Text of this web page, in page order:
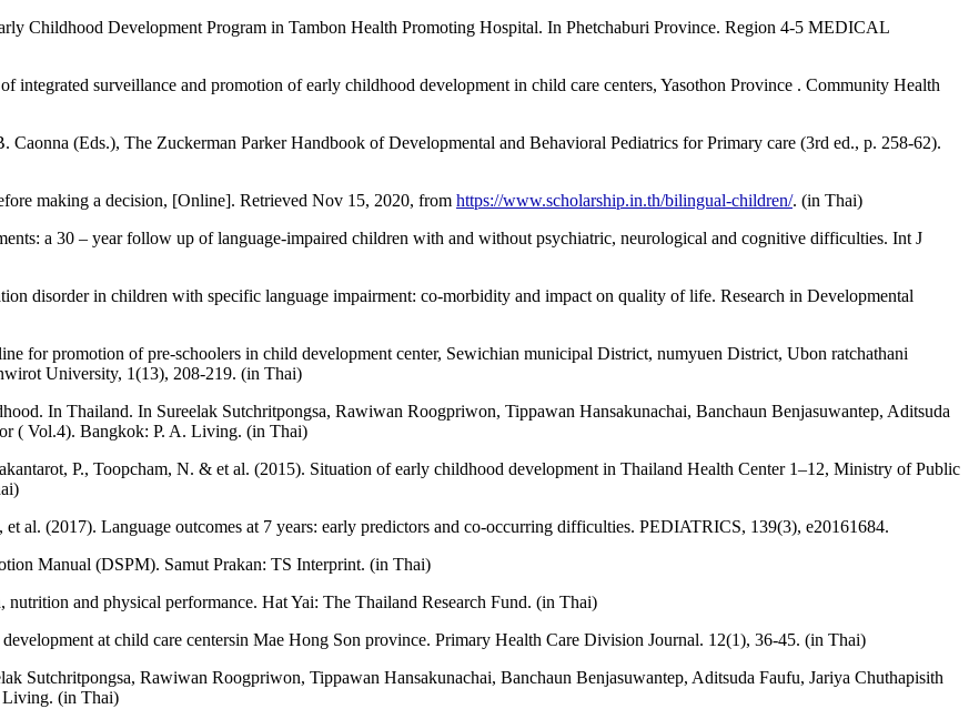
Childhood Development Program in Tambon Health Promoting Hospital. In Phetchaburi Province. Region 4-5 MEDICAL
integrated surveillance and promotion of early childhood development in child care centers, Yasothon Province . Community Health
(Eds.), The Zuckerman Parker Handbook of Developmental and Behavioral Pediatrics for Primary care (3rd ed., p. 258-62).
making a decision, [Online]. Retrieved Nov 15, 2020, from https://www.scholarship.in.th/bilingual-children/. (in Thai)
a 30 – year follow up of language-impaired children with and without psychiatric, neurological and cognitive difficulties. Int J
disorder in children with specific language impairment: co-morbidity and impact on quality of life. Research in Developmental
for promotion of pre-schoolers in child development center, Sewichian municipal District, numyuen District, Ubon ratchathani
University, 1(13), 208-219. (in Thai)
In Thailand. In Sureelak Sutchritpongsa, Rawiwan Roogpriwon, Tippawan Hansakunachai, Banchaun Benjasuwantep, Aditsuda
( Vol.4). Bangkok: P. A. Living. (in Thai)
P., Toopcham, N. & et al. (2015). Situation of early childhood development in Thailand Health Center 1–12, Ministry of Public
(2017). Language outcomes at 7 years: early predictors and co-occurring difficulties. PEDIATRICS, 139(3), e20161684.
Manual (DSPM). Samut Prakan: TS Interprint. (in Thai)
and physical performance. Hat Yai: The Thailand Research Fund. (in Thai)
at child care centersin Mae Hong Son province. Primary Health Care Division Journal. 12(1), 36-45. (in Thai)
Sutchritpongsa, Rawiwan Roogpriwon, Tippawan Hansakunachai, Banchaun Benjasuwantep, Aditsuda Faufu, Jariya Chuthapisith
Living. (in Thai)